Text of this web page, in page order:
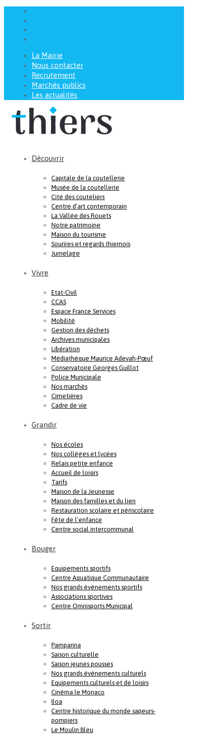
La Mairie
Nous contacter
Recrutement
Marchés publics
Les actualités
Découvrir
Capitale de la coutellerie
Musée de la coutellerie
Cité des couteliers
Centre d’art contemporain
La Vallée des Rouets
Notre patrimoine
Maison du tourisme
Sourires et regards thiernois
Jumelage
Vivre
Etat-Civil
CCAS
Espace France Services
Mobilité
Gestion des déchets
Archives municipales
Libération
Médiathèque Maurice Adevah-Pœuf
Conservatoire Georges Guillot
Police Municipale
Nos marchés
Cimetières
Cadre de vie
Grandir
Nos écoles
Nos collèges et lycées
Relais petite enfance
Accueil de loisirs
Tarifs
Maison de la Jeunesse
Maison des familles et du lien
Restauration scolaire et périscolaire
Fête de l’enfance
Centre social intercommunal
Bouger
Equipements sportifs
Centre Aquatique Communautaire
Nos grands évènements sportifs
Associations sportives
Centre Omnisports Municipal
Sortir
Pamparina
Saison culturelle
Saison jeunes pousses
Nos grands événements culturels
Equipements culturels et de loisirs
Cinéma le Monaco
Iloa
Centre historique du monde sapeurs-
pompiers
Le Moulin Bleu